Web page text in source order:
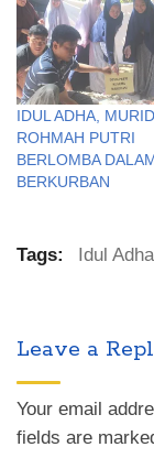
IDUL ADHA,
ROHMAH PUTRI
BERLOMBA
BERKURBAN
Tags: Idul Adha
Leave a
Your email
fields are